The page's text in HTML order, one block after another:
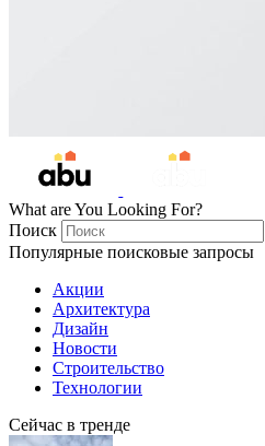
What are You Looking For?
Поиск
Популярные поисковые запросы
Акции
Архитектура
Дизайн
Новости
Строительство
Технологии
Сейчас в тренде